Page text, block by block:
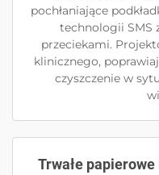
pochłaniające
technologii SMS
przeciekami.
klinicznego,
czyszczenie w
Trwałe